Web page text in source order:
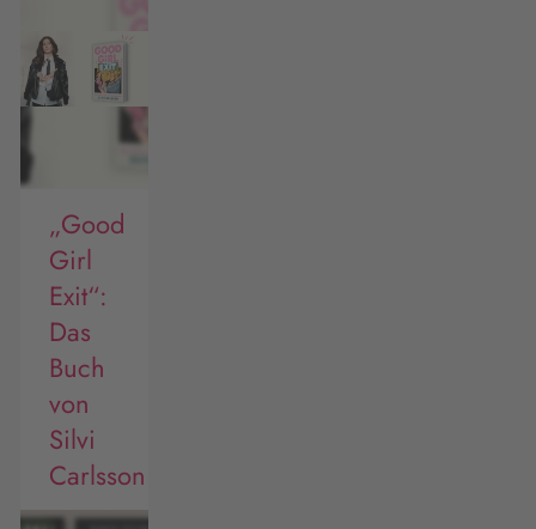
„Good
Girl
Exit“:
Das
Buch
von
Silvi
Carlsson